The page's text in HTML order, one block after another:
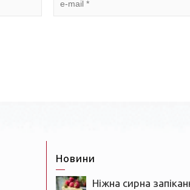
Новини
Ніжна сирна